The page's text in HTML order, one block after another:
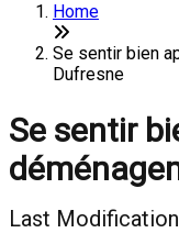
Home
Se sentir bien
Dufresne
Se sentir
Last